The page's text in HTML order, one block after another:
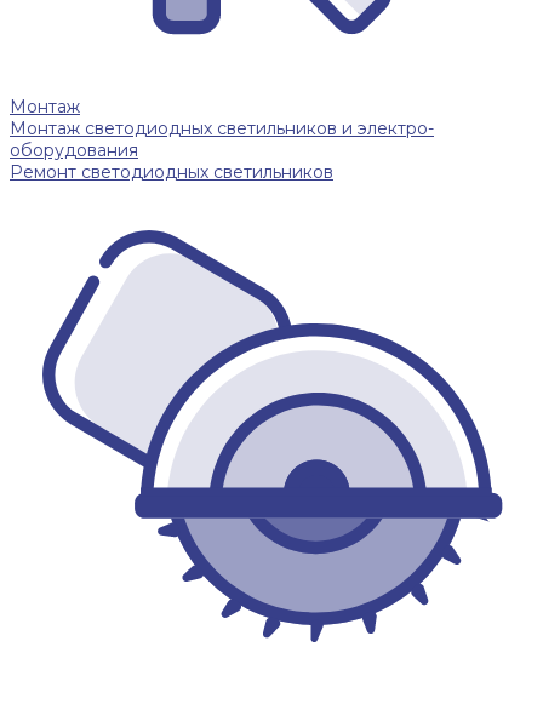
Монтаж
Монтаж светодиодных светильников и электро-
оборудования
Ремонт светодиодных светильников